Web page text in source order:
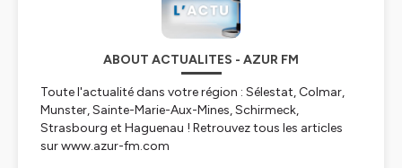
ABOUT ACTUALITES - AZUR FM
Toute l'actualité dans votre région : Sélestat, Colmar,
Munster, Sainte-Marie-Aux-Mines, Schirmeck,
Strasbourg et Haguenau ! Retrouvez tous les articles
sur www.azur-fm.com